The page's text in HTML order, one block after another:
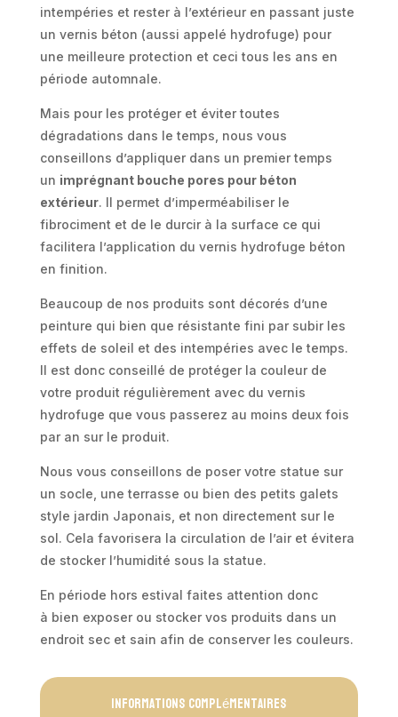
intempéries et rester à l’extérieur en passant juste
un vernis béton (aussi appelé hydrofuge) pour
une meilleure protection et ceci tous les ans en
période automnale.
Mais pour les protéger et éviter toutes
dégradations dans le temps, nous vous
conseillons d’appliquer dans un premier temps
un imprégnant bouche pores pour béton
extérieur. Il permet d’imperméabiliser le
fibrociment et de le durcir à la surface ce qui
facilitera l’application du vernis hydrofuge béton
en finition.
Beaucoup de nos produits sont décorés d’une
peinture qui bien que résistante fini par subir les
effets de soleil et des intempéries avec le temps.
Il est donc conseillé de protéger la couleur de
votre produit régulièrement avec du vernis
hydrofuge que vous passerez au moins deux fois
par an sur le produit.
Nous vous conseillons de poser votre statue sur
un socle, une terrasse ou bien des petits galets
style jardin Japonais, et non directement sur le
sol. Cela favorisera la circulation de l’air et évitera
de stocker l’humidité sous la statue.
En période hors estival faites attention donc
à bien exposer ou stocker vos produits dans un
endroit sec et sain afin de conserver les couleurs.
Informations complémentaires